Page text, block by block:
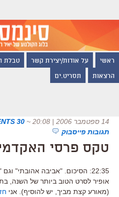
ראשי על אודות/יצירת קשר טבלת
הרצאות תסריט.ים
14 ספטמבר 2006 | 20:08 ~
30 COMMENTS
תגובות פייסבוק
טקס פרסי
22:35: הסיכום. "אביבה אהובתי"
אופיר לסרט הטוב ביותר של השנה,
(מאורע קצת מביך, יש להוסיף). אני